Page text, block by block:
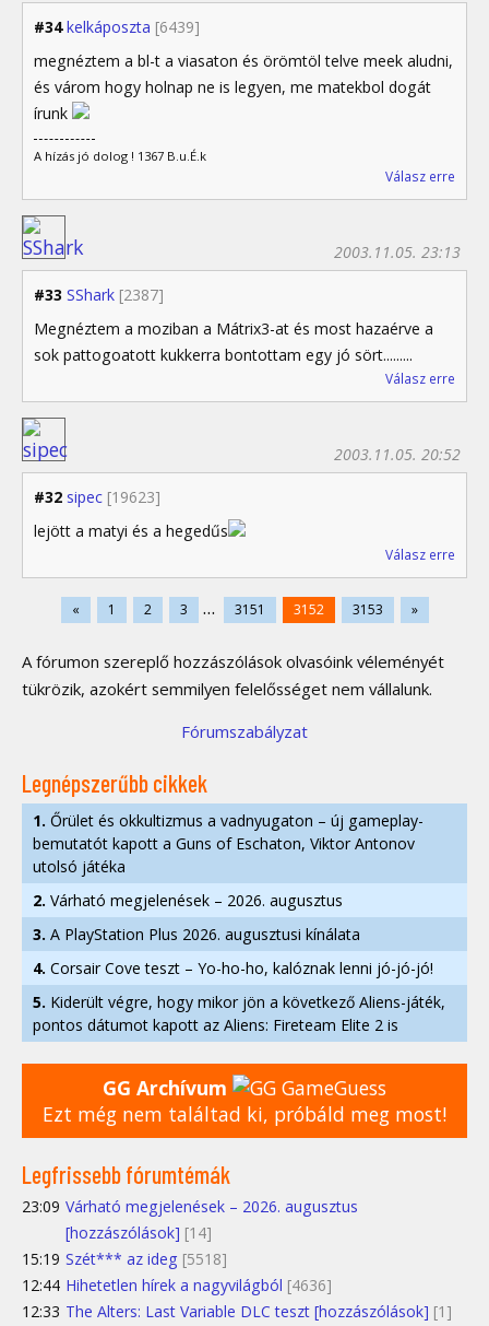
#34 kelkáposzta [6439]
megnéztem a bl-t a viasaton és örömtöl telve meek aludni,
és várom hogy holnap ne is legyen, me matekbol dogát
írunk
A hízás jó dolog ! 1367 B.u.É.k
Válasz erre
#33 SShark [2387]
2003.11.05. 23:13
Megnéztem a moziban a Mátrix3-at és most hazaérve a
sok pattogoatott kukkerra bontottam egy jó sört.........
Válasz erre
#32 sipec [19623]
2003.11.05. 20:52
lejött a matyi és a hegedűs
Válasz erre
« 1 2 3 ... 3151 3152 3153 »
A fórumon szereplő hozzászólások olvasóink véleményét
tükrözik, azokért semmilyen felelősséget nem vállalunk.
Fórumszabályzat
Legnépszerűbb cikkek
1. Őrület és okkultizmus a vadnyugaton – új gameplay-
bemutatót kapott a Guns of Eschaton, Viktor Antonov
utolsó játéka
2. Várható megjelenések – 2026. augusztus
3. A PlayStation Plus 2026. augusztusi kínálata
4. Corsair Cove teszt – Yo-ho-ho, kalóznak lenni jó-jó-jó!
5. Kiderült végre, hogy mikor jön a következő Aliens-játék,
pontos dátumot kapott az Aliens: Fireteam Elite 2 is
GG Archívum
Ezt még nem találtad ki, próbáld meg most!
Legfrissebb fórumtémák
23:09 Várható megjelenések – 2026. augusztus
[hozzászólások] [14]
15:19 Szét*** az ideg [5518]
12:44 Hihetetlen hírek a nagyvilágból [4636]
12:33 The Alters: Last Variable DLC teszt [hozzászólások] [1]